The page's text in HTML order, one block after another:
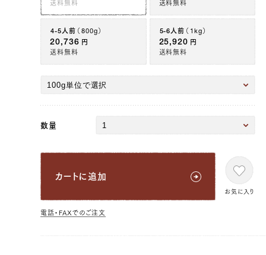
送料無料
送料無料
4-5人前 （800g）
20,736 円
送料無料
5-6人前 （1kg）
25,920 円
送料無料
数量
カートに追加
お気に入り
電話・FAXでのご注文